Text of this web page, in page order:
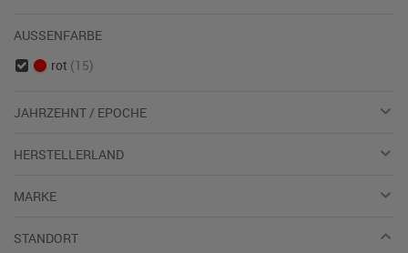
AUSSENFARBE
rot (15)
JAHRZEHNT / EPOCHE
HERSTELLERLAND
MARKE
STANDORT